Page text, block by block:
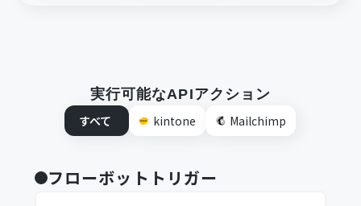
実行可能なAPIアクション
すべて
kintone Mailchimp
フローボットトリガー